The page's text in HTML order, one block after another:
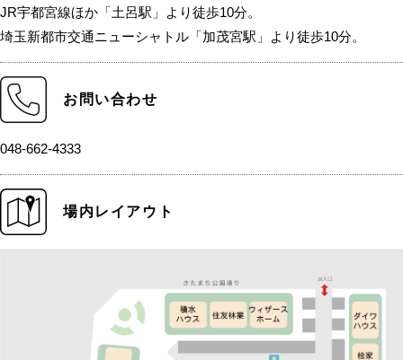
JR宇都宮線ほか「土呂駅」より徒歩10分。
埼玉新都市交通ニューシャトル「加茂宮駅」より徒歩10分。
お問い合わせ
048-662-4333
場内レイアウト